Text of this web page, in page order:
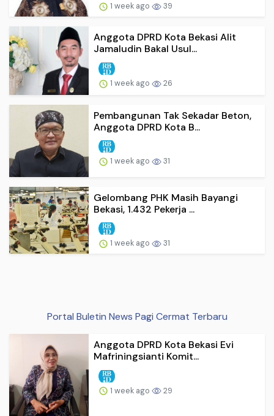
1 week ago 39
Anggota DPRD Kota Bekasi Alit
Jamaludin Bakal Usul...
1 week ago 26
Pembangunan Tak Sekadar Beton,
Anggota DPRD Kota B...
1 week ago 31
Gelombang PHK Masih Bayangi
Bekasi, 1.432 Pekerja ...
1 week ago 31
Portal Buletin News Pagi Cermat Terbaru
Anggota DPRD Kota Bekasi Evi
Mafriningsianti Komit...
1 week ago 29